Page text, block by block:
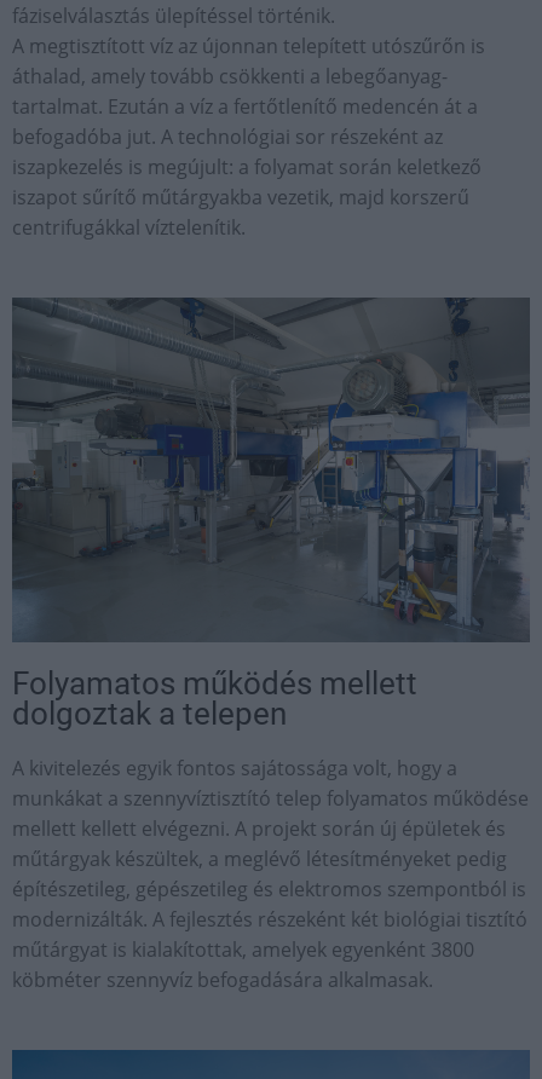
fáziselválasztás ülepítéssel történik.
A megtisztított víz az újonnan telepített utószűrőn is
áthalad, amely tovább csökkenti a lebegőanyag-
tartalmat. Ezután a víz a fertőtlenítő medencén át a
befogadóba jut. A technológiai sor részeként az
iszapkezelés is megújult: a folyamat során keletkező
iszapot sűrítő műtárgyakba vezetik, majd korszerű
centrifugákkal víztelenítik.
Folyamatos működés mellett
dolgoztak a telepen
A kivitelezés egyik fontos sajátossága volt, hogy a
munkákat a szennyvíztisztító telep folyamatos működése
mellett kellett elvégezni. A projekt során új épületek és
műtárgyak készültek, a meglévő létesítményeket pedig
építészetileg, gépészetileg és elektromos szempontból is
modernizálták. A fejlesztés részeként két biológiai tisztító
műtárgyat is kialakítottak, amelyek egyenként 3800
köbméter szennyvíz befogadására alkalmasak.